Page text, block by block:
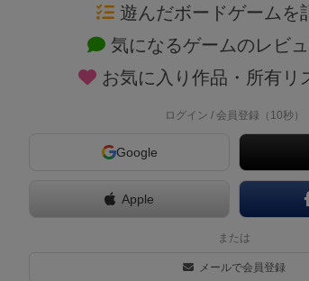
対象年齢を指定します。
ア・ゲスト・オブ・ロビンフッド
遊んだボードゲームを
気になるゲームのレビ
お気に入り作品・所有リ
ログイン / 会員登録（10秒）
Google
Apple
または
メールで会員登録